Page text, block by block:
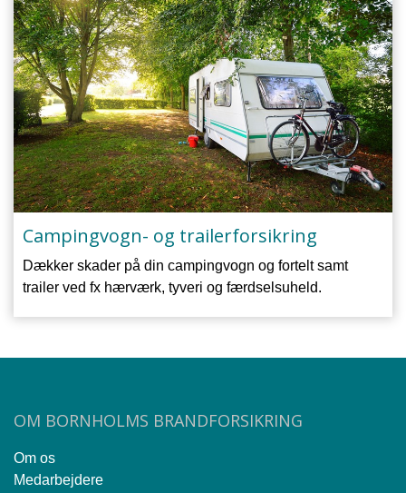
Campingvogn- og trailerforsikring
Dækker skader på din campingvogn og fortelt samt
trailer ved fx hærværk, tyveri og færdselsuheld.
OM BORNHOLMS BRANDFORSIKRING
Om os
Medarbejdere